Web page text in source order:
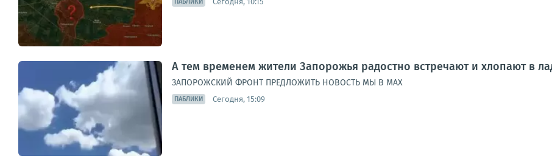
А тем временем жители Запорожья радостно встречают и хлопают в
ЗАПОРОЖСКИЙ ФРОНТ ПРЕДЛОЖИТЬ НОВОСТЬ МЫ В MAX
ПАБЛИКИ Сегодня, 15:09